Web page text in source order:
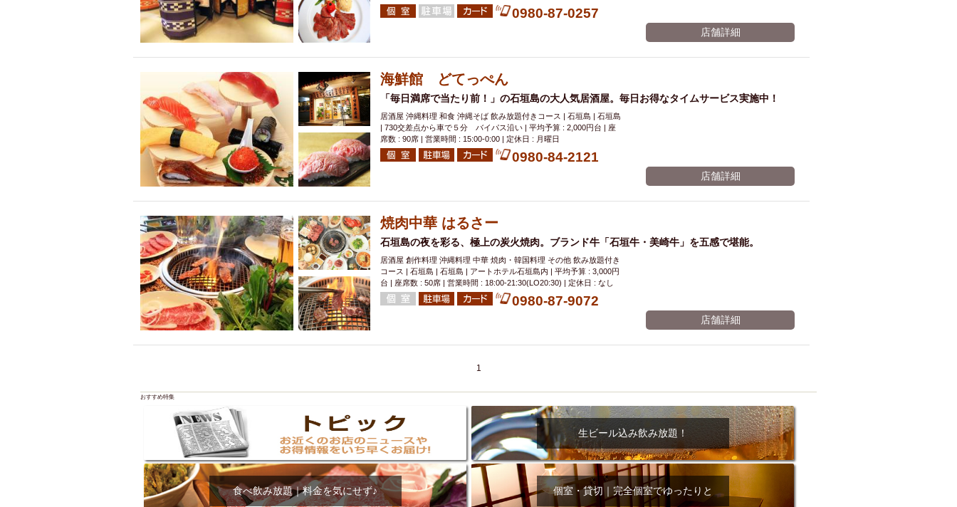
大部屋50名以上～
オリオン 海ぶどう パスタ 民謡・生演奏 気軽に一杯
ハッピーアワー
アグー豚
キリン一番搾り
エビ カレー チャージ無し 牡蠣
アレルギー対応可能
牧志駅周辺 ペット同伴 ビアガーデン チーズ 天ぷら ラーメン
時間無制飲み放題
ダイエット中におススメ
沖縄そば 串揚げ バレンタイン 立ち飲み 5000円以上コース
ソファー
激辛料理 石垣牛 アヒージョ アサヒ 割烹 女性専用トイレあり
ファーストフード
スペシャルディナー ホルモン(もつ) 炭火焼 ペイディ（給料日）
スクリーン
スペインバル・イタリアンバール
ジンギスカン
餃子
キリン 分煙 少人数貸切(15名以下から)
ホッピー
焼肉 電気ブラン エビスビール ウェディング
マイク
サッポロ 昼宴会
市立病院前駅周辺
中華 お好み焼き・もんじゃ オーガニック プレミアムフライデー
綺麗orお洒落なトイレ
ランチバイキング フルーツハイボール
クラフトビール
鉄板焼き 奥武山公園駅周辺
小禄駅周辺
壺川駅周辺
秋限定メニュー ENJOY LUNCH 特集
造形集団
0980-87-0257
店舗詳細
海鮮館 どてっぺん
「毎日満席で当たり前！」の石垣島の大人気居酒屋。毎日お得なタイムサービス実施中！
居酒屋 沖縄料理 和食 沖縄そば 飲み放題付きコース | 石垣島 | 石垣島
| 730交差点から車で５分 バイパス沿い | 平均予算 : 2,000円台 | 座
席数 : 90席 | 営業時間 : 15:00‐0:00 | 定休日 : 月曜日
0980-84-2121
店舗詳細
焼肉中華 はるさー
石垣島の夜を彩る、極上の炭火焼肉。ブランド牛「石垣牛・美崎牛」を五感で堪能。
居酒屋 創作料理 沖縄料理 中華 焼肉・韓国料理 その他 飲み放題付き
コース | 石垣島 | 石垣島 | アートホテル石垣島内 | 平均予算 : 3,000円
台 | 座席数 : 50席 | 営業時間 : 18:00-21:30(LO20:30) | 定休日 : なし
0980-87-9072
店舗詳細
1
おすすめ特集
生ビール込み飲み放題！
食べ飲み放題｜料金を気にせず♪ 個室・貸切｜完全個室でゆったりと